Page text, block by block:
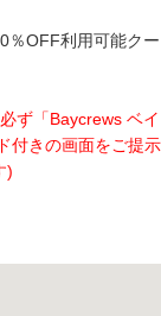
交換
％OFF利用可能クー
ず「Baycrews ベイ
付きの画面をご提示
)